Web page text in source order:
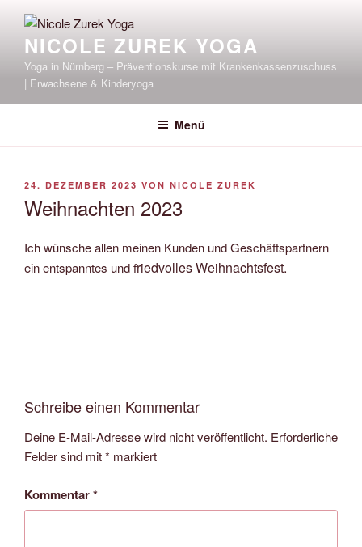
Inhalt
springenNICOLE ZUREK YOGA
Yoga in Nürnberg – Präventionskurse mit Krankenkassenzuschuss
| Erwachsene & Kinderyoga
Menü
VERÖFFENTLICHT
24. DEZEMBER 2023 VON NICOLE ZUREK
Weihnachten 2023
Ich wünsche allen meinen Kunden und Geschäftspartnern
ein entspanntes und friedvolles Weihnachtsfest.
Schreibe einen Kommentar
Deine E-Mail-Adresse wird nicht veröffentlicht. Erforderliche
Felder sind mit* markiert
Kommentar*